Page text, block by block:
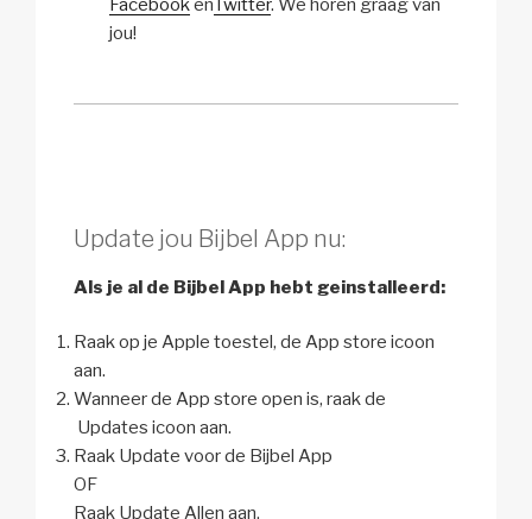
FacebookenTwitter. We horen graag van
jou!
Update jou Bijbel App nu:
Als je al de Bijbel App hebt geinstalleerd:
Raak op je Apple toestel, de App store icoon
aan.
Wanneer de App store open is, raak de
Updates icoon aan.
Raak Update voor de Bijbel App
OF
Raak Update Allen aan.